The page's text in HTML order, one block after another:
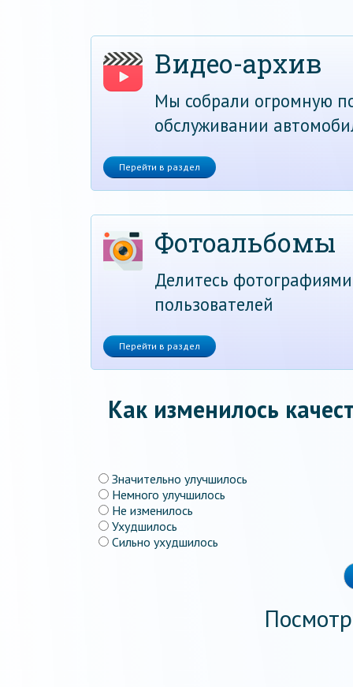
Видео-архив
Мы собрали огромную
обслуживании
Перейти в раздел
Фотоальбомы
Делитесь
пользователей
Перейти в раздел
Как изменилось
Значительно улучшилось
Немного улучшилось
Не изменилось
Ухудшилось
Сильно ухудшилось